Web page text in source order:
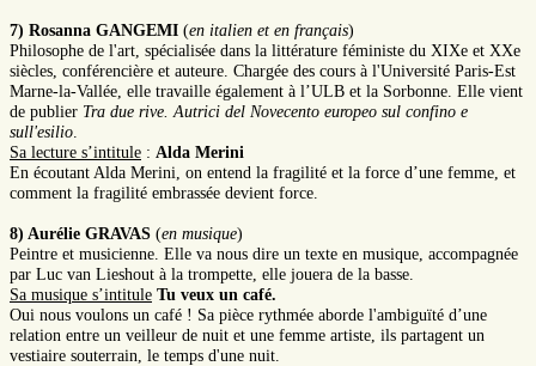
7) Rosanna GANGEMI (en italien et en français)
Philosophe de l'art, spécialisée dans la littérature féministe du XIXe et XXe
siècles, conférencière et auteure. Chargée des cours à l'Université Paris-Est
Marne-la-Vallée, elle travaille également à l’ULB et la Sorbonne. Elle vient
de publier Tra due rive. Autrici del Novecento europeo sul confino e
sull'esilio
Sa lecture s’intitule : Alda Merini
En écoutant Alda Merini, on entend la fragilité et la force d’une femme, et
comment la fragilité embrassée devient force.
8) Aurélie GRAVAS (en musique)
Peintre et musicienne. Elle va nous dire un texte en musique, accompagnée
par Luc van Lieshout à la trompette, elle jouera de la basse.
Sa musique s’intitule Tu veux un café.
Oui nous voulons un café ! Sa pièce rythmée aborde l'ambiguïté d’une
relation entre un veilleur de nuit et une femme artiste, ils partagent un
vestiaire souterrain, le temps d'une nuit.